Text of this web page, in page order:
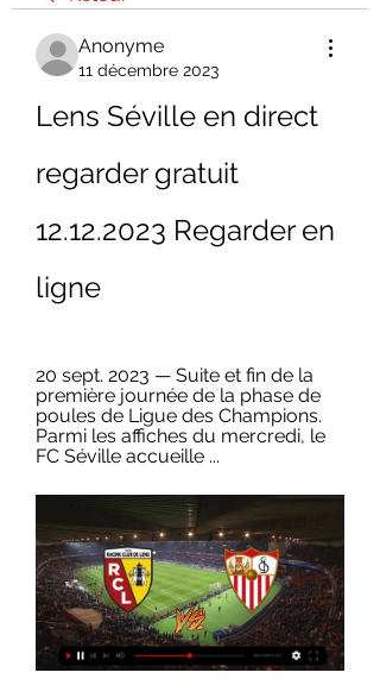
Anonyme
11 décembre 2023
Lens Séville en direct
regarder gratuit
12.12.2023 Regarder en
ligne
20 sept. 2023 — Suite et fin de la
première journée de la phase de
poules de Ligue des Champions.
Parmi les affiches du mercredi, le
FC Séville accueille ...